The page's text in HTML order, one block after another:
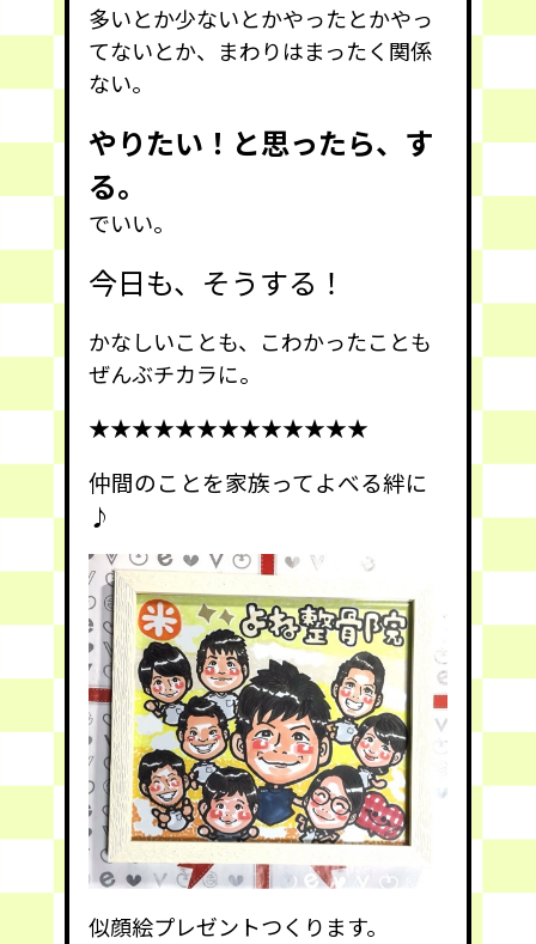
多いとか少ないとかやったとかやっ
てないとか、まわりはまったく関係
ない。
やりたい！と思ったら、す
る。
でいい。
今日も、そうする！
かなしいことも、こわかったことも
ぜんぶチカラに。
★★★★★★★★★★★★★
仲間のことを家族ってよべる絆に
♪
似顔絵プレゼントつくります。